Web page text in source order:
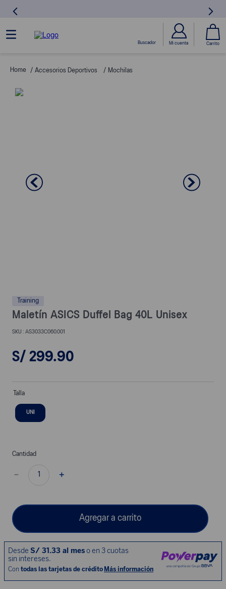
Accesorios Deportivos Mochilas
Training
Maletín ASICS Duffel Bag 40L Unisex
AS3033C060.001
S/ 299.90
Talla
UNI
Cantidad
＋
－
Agregar a carrito